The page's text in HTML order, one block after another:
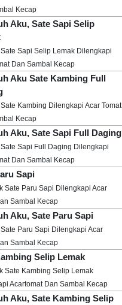
Kecap
Aku, Sate Sapi Selip
Sapi Selip Lemak Dilengkapi
Dan Sambal Kecap
Aku Sate Kambing Full
Kambing Dilengkapi Acar Tomat
Kecap
Aku, Sate Sapi Full Daging
Sapi Full Daging Dilengkapi
Dan Sambal Kecap
Sapi
Sate Paru Sapi Dilengkapi Acar
Sambal Kecap
Aku, Sate Paru Sapi
Paru Sapi Dilengkapi Acar
Sambal Kecap
Selip Lemak
Sate Kambing Selip Lemak
Acartomat Dan Sambal Kecap
Aku, Sate Kambing Selip